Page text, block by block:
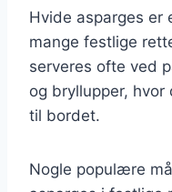
Hvide asparges er
mange festlige
serveres ofte ved
og bryllupper,
til bordet.
Nogle populære